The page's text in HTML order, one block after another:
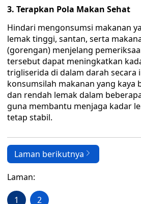
3. Terapkan Pola Makan Sehat
Hindari mengonsumsi makanan
lemak tinggi, santan, serta
(gorengan) menjelang
tersebut dapat meningkatkan
trigliserida di dalam darah secara
konsumsilah makanan yang kaya
dan rendah lemak dalam
guna membantu menjaga kadar
tetap stabil.
Laman berikutnya
Laman:
1 2